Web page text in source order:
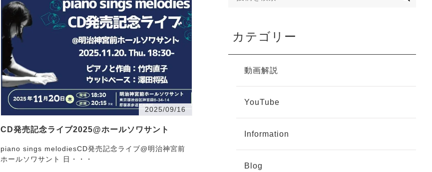
2025/09/16
CD発売記念ライブ2025@ホールソワサント
piano sings melodiesCD発売記念ライブ@明治神宮前
ホールソワサント 日・・・
カテゴリー
動画解説
YouTube
Information
Blog